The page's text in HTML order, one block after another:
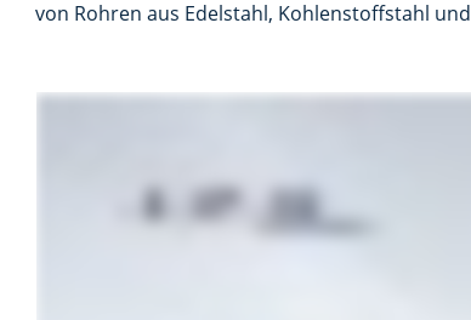
von Rohren aus Edelstahl, Kohlenstoffstahl